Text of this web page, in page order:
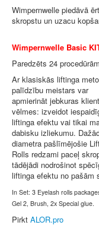
Wimpernwelle piedāvā
skropstu un uzacu
Wimpernwelle Basic
Paredzēts 24
Ar klasiskās liftinga
palīdzību meistars var
apmierināt jebkuras
vēlmes: izveidot
liftinga efektu vai tikai
dabisku izliekumu.
diametra pašlīmējošie
Rolls redzami paceļ
tādējādi nodrošinot
liftinga efektu no pašām
In Set: 3 Eyelash rolls
Gel 2, Brush, 2x Special glue.
Pirkt ALOR.pro